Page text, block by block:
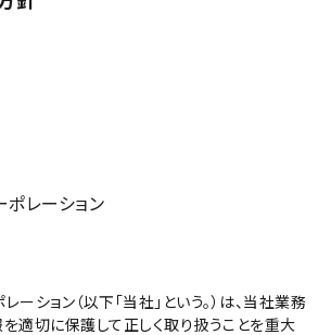
レーション
ション（以下「当社」という。）は、当社業務
適切に保護して正しく取り扱うことを重大